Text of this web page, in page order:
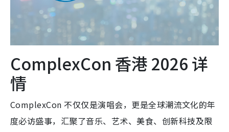
ComplexCon 香港 2026 详
情
ComplexCon 不仅仅是演唱会，更是全球潮流文化的年
度必访盛事，汇聚了音乐、艺术、美食、创新科技及限